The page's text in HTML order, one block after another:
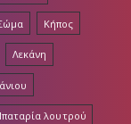
Κήπος
Λεκάνη
λουτρού